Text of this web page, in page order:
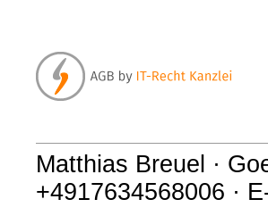
Matthias Breuel ·
+4917634568006 ·